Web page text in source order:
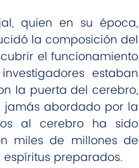
quien en su época,
la composición del
el funcionamiento
estaban
la puerta del cerebro,
jamás abordado por la
al cerebro ha sido
miles de millones de
preparados.